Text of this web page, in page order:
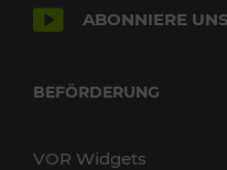
ABONNIERE
BEFÖRDERUNG
VOR Widgets